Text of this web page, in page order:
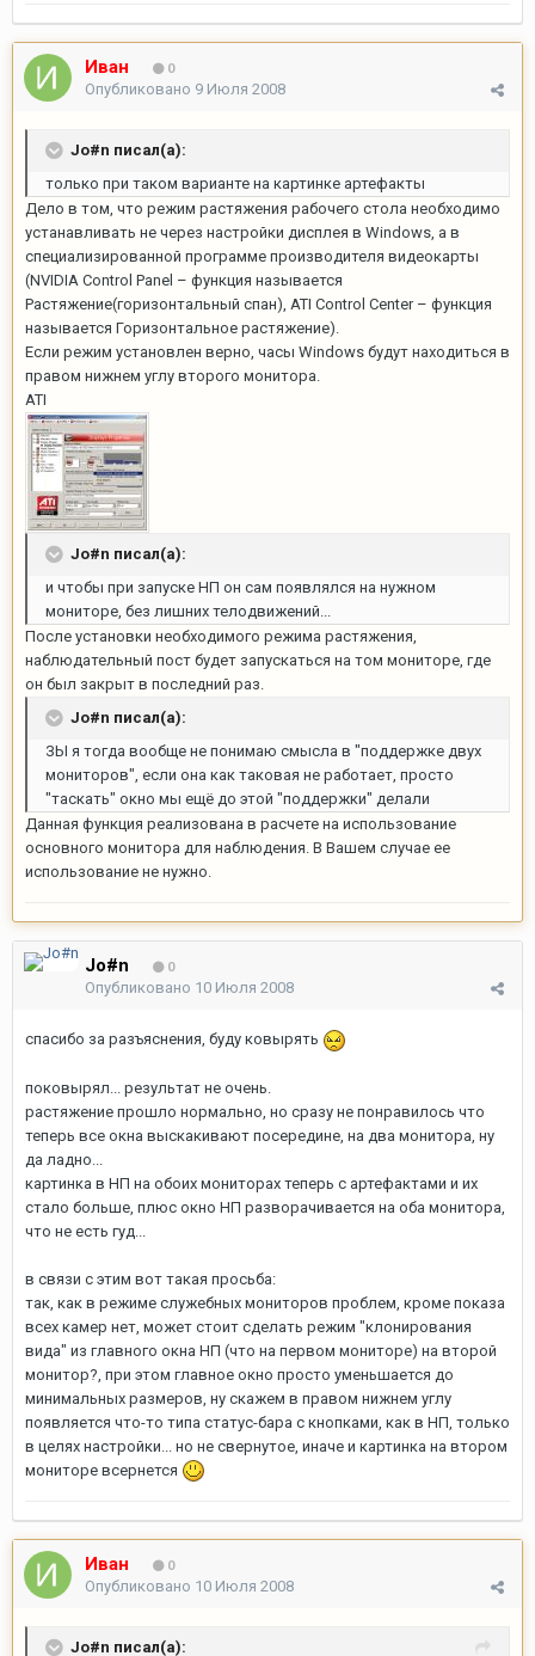
Иван 0
Опубликовано 9 Июля 2008
Jo#n писал(а):
только при таком варианте на картинке артефакты
Дело в том, что режим растяжения рабочего стола необходимо
устанавливать не через настройки дисплея в Windows, а в
специализированной программе производителя видеокарты
(NVIDIA Control Panel – функция называется
Растяжение(горизонтальный спан), ATI Control Center – функция
называется Горизонтальное растяжение).
Если режим установлен верно, часы Windows будут находиться в
правом нижнем углу второго монитора.
ATI
Jo#n писал(а):
и чтобы при запуске НП он сам появлялся на нужном
мониторе, без лишних телодвижений...
После установки необходимого режима растяжения,
наблюдательный пост будет запускаться на том мониторе, где
он был закрыт в последний раз.
Jo#n писал(а):
ЗЫ я тогда вообще не понимаю смысла в "поддержке двух
мониторов", если она как таковая не работает, просто
"таскать" окно мы ещё до этой "поддержки" делали
Данная функция реализована в расчете на использование
основного монитора для наблюдения. В Вашем случае ее
использование не нужно.
Jo#n 0
Опубликовано 10 Июля 2008
спасибо за разъяснения, буду ковырять
поковырял... результат не очень.
растяжение прошло нормально, но сразу не понравилось что
теперь все окна выскакивают посередине, на два монитора, ну
да ладно...
картинка в НП на обоих мониторах теперь с артефактами и их
стало больше, плюс окно НП разворачивается на оба монитора,
что не есть гуд...
в связи с этим вот такая просьба:
так, как в режиме служебных мониторов проблем, кроме показа
всех камер нет, может стоит сделать режим "клонирования
вида" из главного окна НП (что на первом мониторе) на второй
монитор?, при этом главное окно просто уменьшается до
минимальных размеров, ну скажем в правом нижнем углу
появляется что-то типа статус-бара с кнопками, как в НП, только
в целях настройки... но не свернутое, иначе и картинка на втором
мониторе всернется
Иван 0
Опубликовано 10 Июля 2008
Jo#n писал(а):